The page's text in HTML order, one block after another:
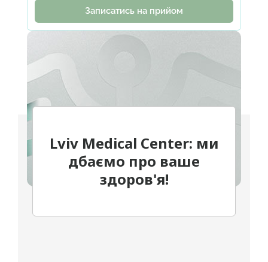
Фірчук Ольга Зиновіївна
Ядлось Оксана Євгенівна
Лотос Олена Семенівна
Переглянути всіх лікарів
Записатись на прийом
Lviv Medical Center: ми
дбаємо про ваше
здоров'я!